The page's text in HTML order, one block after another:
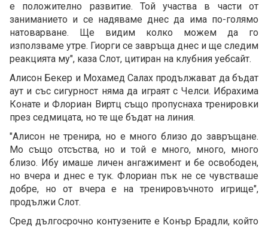
е положително развитие. Той участва в части от
заниманието и се надяваме днес да има по-голямо
натоварване. Ще видим колко можем да го
използваме утре. Гиорги се завръща днес и ще следим
реакцията му", каза Слот, цитиран на клубния уебсайт.
Алисон Бекер и Мохамед Салах продължават да бъдат
аут и със сигурност няма да играят с Челси. Ибрахима
Конате и Флориан Виртц също пропуснаха тренировки
през седмицата, но те ще бъдат на линия.
"Алисон не тренира, но е много близо до завръщане.
Мо също отсъства, но и той е много, много, много
близо. Ибу имаше личен ангажимент и бе освободен,
но вчера и днес е тук. Флориан пък не се чувстваше
добре, но от вчера е на тренировъчното игрище",
продължи Слот.
Сред дългосрочно контузените е Конър Брадли, който